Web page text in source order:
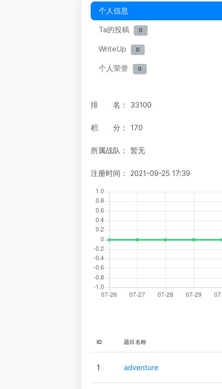
个人信息
Ta的投稿
0
WriteUp 0
个人荣誉 0
排 名： 33100
积 分： 170
所属战队： 暂无
注册时间： 2021-09-25 17:39
ID 题目名称
1 adventure